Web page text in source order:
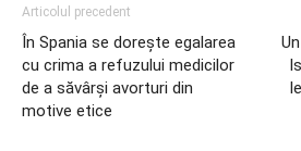
Articolul precedent
În Spania se doreşte egalarea
cu crima a refuzului medicilor
de a săvârşi avorturi din
motive etice